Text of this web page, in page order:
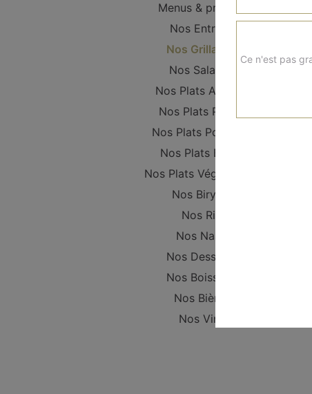
Menus & promos
Nos Entrées
Nos Grillades
Nos Salades
Nos Plats Agneau
Nos Plats Poulet
Nos Plats Poissons
Nos Plats Boeuf
Nos Plats Végétariens
Nos Biryani
Nos Riz
Nos Naan
Nos Desserts
Nos Boissons
Nos Bières
Nos Vins
Ce n'est pas